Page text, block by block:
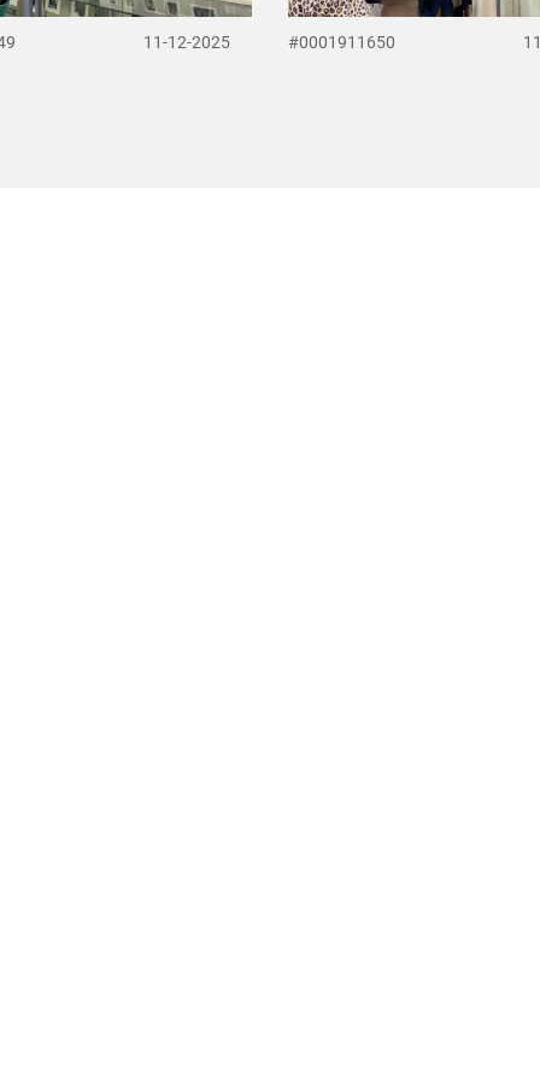
11-12-2025 #0001911650